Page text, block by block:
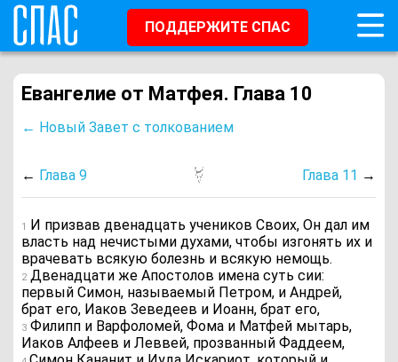
ПОДДЕРЖИТЕ СПАС
Евангелие от Матфея. Глава 10
← Новый Завет с толкованием
← Глава 9 Глава 11 →
1 И призвав двенадцать учеников Своих, Он дал им
власть над нечистыми духами, чтобы изгонять их и
врачевать всякую болезнь и всякую немощь.
2Двенадцати же Апостолов имена суть сии:
первый Симон, называемый Петром, и Андрей,
брат его, Иаков Зеведеев и Иоанн, брат его,
3 Филипп и Варфоломей, Фома и Матфей мытарь,
Иаков Алфеев и Леввей, прозванный Фаддеем,